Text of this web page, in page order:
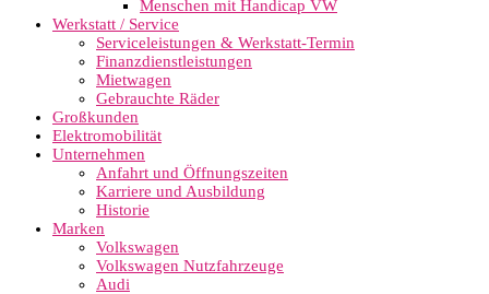
Menschen mit Handicap VW
Werkstatt / Service
Serviceleistungen & Werkstatt-Termin
Finanzdienstleistungen
Mietwagen
Gebrauchte Räder
Großkunden
Elektromobilität
Unternehmen
Anfahrt und Öffnungszeiten
Karriere und Ausbildung
Historie
Marken
Volkswagen
Volkswagen Nutzfahrzeuge
Audi